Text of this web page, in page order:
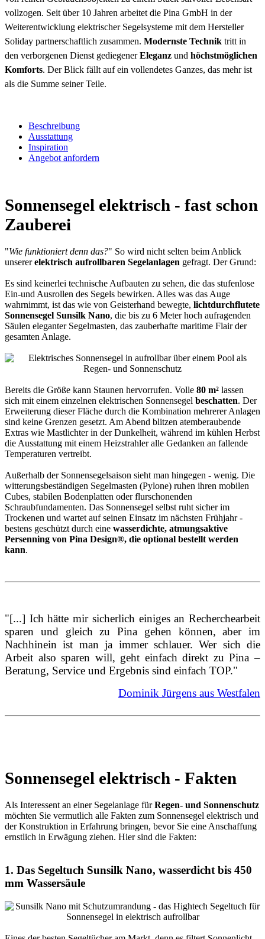
vollzogen. Seit über 10 Jahren arbeitet die Pina GmbH in der
Weiterentwicklung elektrischer Segelsysteme mit dem Hersteller
Soliday partnerschaftlich zusammen. Modernste Technik tritt in
den verborgenen Dienst gediegenerEleganz und höchstmöglichen
Komforts. Der Blick fällt auf ein vollendetes Ganzes, das mehr ist
als die Summe seiner Teile.
Beschreibung
Ausstattung
Inspiration
Angebot anfordern
Sonnensegel elektrisch - fast schon
Zauberei
"Wie funktioniert denn das?" So wird nicht selten beim Anblick
unsererelektrisch aufrollbaren Segelanlagen gefragt. Der Grund:
Es sind keinerlei technische Aufbauten zu sehen, die das stufenlose
Ein-und Ausrollen des Segels bewirken. Alles was das Auge
wahrnimmt, ist das wie von Geisterhand bewegte, lichtdurchflutete
Sonnensegel Sunsilk Nano, die bis zu 6 Meter hoch aufragenden
Säulen eleganter Segelmasten, das zauberhafte maritime Flair der
gesamten Anlage.
Bereits die Größe kann Staunen hervorrufen. Volle 80 m² lassen
sich mit einem einzelnen elektrischen Sonnensegel beschatten. Der
Erweiterung dieser Fläche durch die Kombination mehrerer Anlagen
sind keine Grenzen gesetzt. Am Abend blitzen atemberaubende
Extras wie Mastlichter in der Dunkelheit, während im kühlen Herbst
die Ausstattung mit einem Heizstrahler alle Gedanken an fallende
Temperaturen vertreibt.
Außerhalb der Sonnensegelsaison sieht man hingegen - wenig. Die
witterungsbeständigen Segelmasten (Pylone) ruhen ihren mobilen
Cubes, stabilen Bodenplatten oder flurschonenden
Schraubfundamenten. Das Sonnensegel selbst ruht sicher im
Trockenen und wartet auf seinen Einsatz im nächsten Frühjahr -
bestens geschützt durch eine wasserdichte, atmungsaktive
Persenning von Pina Design®, die optional bestellt werden
kann.
"[...] Ich hätte mir sicherlich einiges an Recherchearbeit
sparen und gleich zu Pina gehen können, aber im
Nachhinein ist man ja immer schlauer. Wer sich die
Arbeit also sparen will, geht einfach direkt zu Pina –
Beratung, Service und Ergebnis sind einfach TOP."
Dominik Jürgens aus Westfalen
Sonnensegel elektrisch - Fakten
Als Interessent an einer Segelanlage fürRegen- und Sonnenschutz
möchten Sie vermutlich alle Fakten zum Sonnensegel elektrisch und
der Konstruktion in Erfahrung bringen, bevor Sie eine Anschaffung
ernstlich in Erwägung ziehen. Hier sind die Fakten:
1. Das Segeltuch Sunsilk Nano, wasserdicht bis 450
mm Wassersäule